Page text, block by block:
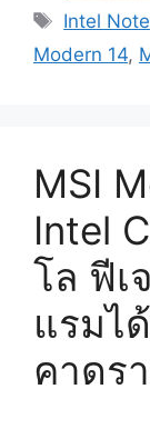
Tags
Intel
Modern 14,
MSI
Intel
โล ฟีเ
แรมไ
คาดร